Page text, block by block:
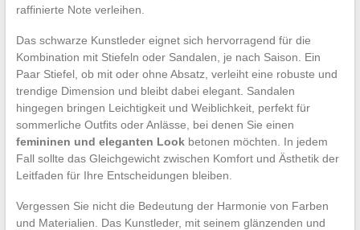
raffinierte Note verleihen.
Das schwarze Kunstleder eignet sich hervorragend für die
Kombination mit Stiefeln oder Sandalen, je nach Saison. Ein
Paar Stiefel, ob mit oder ohne Absatz, verleiht eine robuste und
trendige Dimension und bleibt dabei elegant. Sandalen
hingegen bringen Leichtigkeit und Weiblichkeit, perfekt für
sommerliche Outfits oder Anlässe, bei denen Sie einen
femininen und eleganten Lookbetonen möchten. In jedem
Fall sollte das Gleichgewicht zwischen Komfort und Ästhetik der
Leitfaden für Ihre Entscheidungen bleiben.
Vergessen Sie nicht die Bedeutung der Harmonie von Farben
und Materialien. Das Kunstleder, mit seinem glänzenden und